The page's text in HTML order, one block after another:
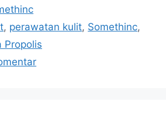
, perawatan kulit, Somethinc,
Propolis